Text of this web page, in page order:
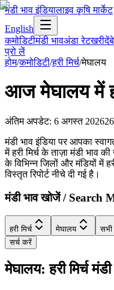
मंडी भाव इंडियालाइव कृषि मार्केट
English
कमोडिटीमंडी भावअंडा रेटखरीदें
प्रो लें
होम/कमोडिटी/हरी मिर्च/मेघालय
आजमेघालयमें
अंतिम अपडेट: 6 अगस्त 2026
मंडी भाव इंडिया पर आपका
में हरी मिर्च के ताज़ा मंडी भाव
के विभिन्न जिलों और मंडियों में
विस्तृत रिपोर्ट नीचे दी गई है।
मंडी भाव खोजें / Search
हरी मिर्च मेघालय
सर्च करें
मेघालय: हरी मिर्च